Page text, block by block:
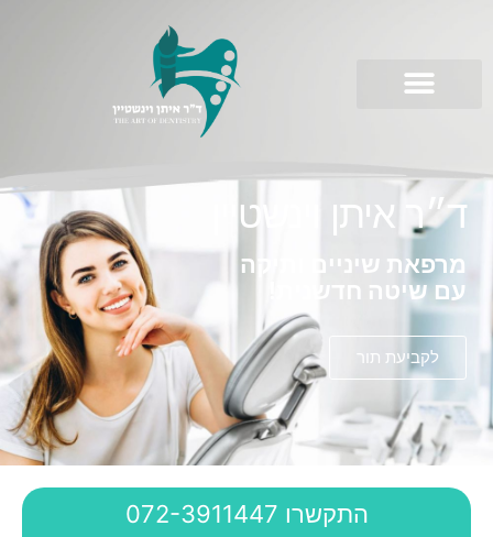
ד״ר איתן וינשטיין
מרפאת שיניים ותיקה
עם שיטה חדשנית!
לקביעת תור
התקשרו 072-3911447